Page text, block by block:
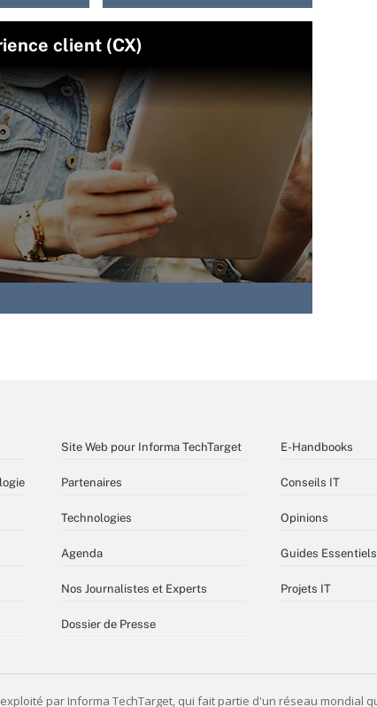
client (CX)
Site Web pour Informa TechTarget
Partenaires
Technologies
Agenda
Nos Journalistes et Experts
Dossier de Presse
E-Handbooks
Conseils IT
Opinions
Guides Essentiels
Projets IT